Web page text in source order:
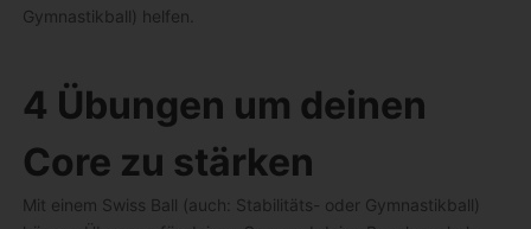
Gymnastikball) helfen.
4 Übungen um deinen
Core zu stärken
Mit einem Swiss Ball (auch: Stabilitäts- oder Gymnastikball)